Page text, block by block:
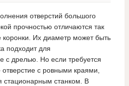
отверстий большого
прочностью отличаются так
Их диаметр может быть
подходит для
с дрелью. Но если требуется
отверстие с ровными краями,
стационарным станком. В